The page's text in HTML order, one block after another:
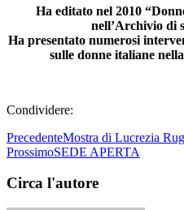
Ha editato nel 2010
nell’Archivio di
Ha presentato numerosi
sulle donne italiane
Condividere:
PrecedenteMostra di Lucrezia
ProssimoSEDE APERTA
Circa l'autore